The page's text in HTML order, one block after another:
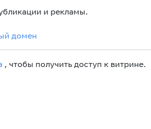
и рекламы.
домен
, чтобы получить доступ к витрине.